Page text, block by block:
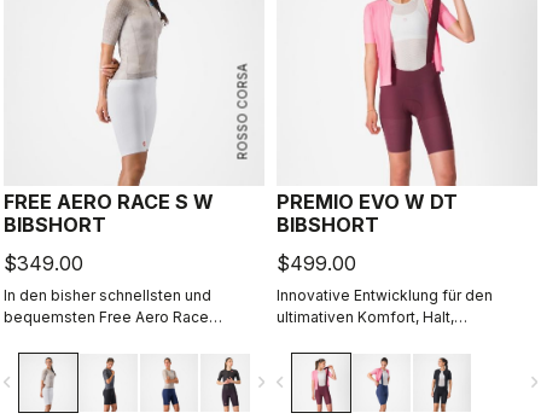
ROSSO CORSA
FREE AERO RACE S W
BIBSHORT
$349.00
In den bisher schnellsten und
bequemsten Free Aero Race
Tragekomfort und Aerodynamik
miteinander.
navigate_next
PREMIO EVO W DT
BIBSHORT
$499.00
Innovative Entwicklung für den
ultimativen Komfort, Halt,
auf der Langstrecke.
navigate_before